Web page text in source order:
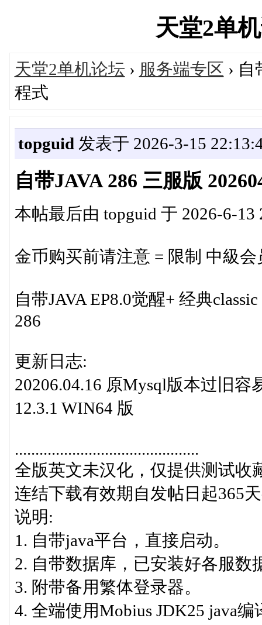
天堂2单
天堂2单机论坛 › 服务端专区 ›
程式
topguid 发表于 2026-3-15
自带JAVA 286 三服版
本帖最后由 topguid 于 2026-6-13
金币购买前请注意 = 限制 中級
自带JAVA EP8.0觉醒+ 经典
286
更新日志:
20206.04.16 原Mysql版本过旧
12.3.1 WIN64 版
.............................................
全版英文未汉化，仅提供测试收
连结下载有效期自发帖日起365
说明:
1. 自带java平台，直接启动。
2. 自带数据库，已安装好各服数
3. 附带备用繁体登录器。
4. 全端使用Mobius JDK25 java